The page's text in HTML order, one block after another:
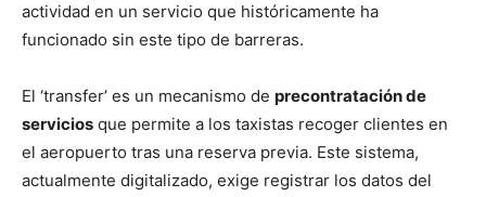
actividad en un servicio que históricamente ha
funcionado sin este tipo de barreras.
El ‘transfer’ es un mecanismo de precontratación de
servicios que permite a los taxistas recoger clientes en
el aeropuerto tras una reserva previa. Este sistema,
actualmente digitalizado, exige registrar los datos del